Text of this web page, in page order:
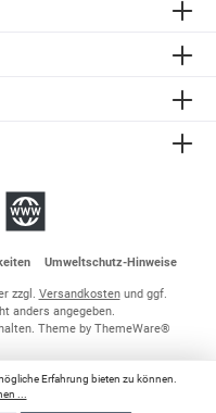
Umweltschutz-Hinweise
zzgl. Versandkostenund ggf.
anders angegeben.
Theme by ThemeWare®
Erfahrung bieten zu können.
...